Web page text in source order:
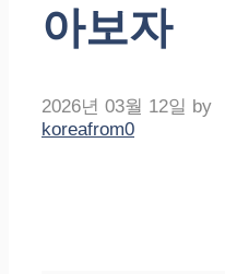
아보자
2026년 03월 12일 by
koreafrom0